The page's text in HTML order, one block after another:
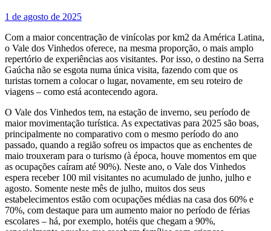
1 de agosto de 2025
Com a maior concentração de vinícolas por km2 da América Latina,
o Vale dos Vinhedos oferece, na mesma proporção, o mais amplo
repertório de experiências aos visitantes. Por isso, o destino na Serra
Gaúcha não se esgota numa única visita, fazendo com que os
turistas tornem a colocar o lugar, novamente, em seu roteiro de
viagens – como está acontecendo agora.
O Vale dos Vinhedos tem, na estação de inverno, seu período de
maior movimentação turística. As expectativas para 2025 são boas,
principalmente no comparativo com o mesmo período do ano
passado, quando a região sofreu os impactos que as enchentes de
maio trouxeram para o turismo (à época, houve momentos em que
as ocupações caíram até 90%). Neste ano, o Vale dos Vinhedos
espera receber 100 mil visitantes no acumulado de junho, julho e
agosto. Somente neste mês de julho, muitos dos seus
estabelecimentos estão com ocupações médias na casa dos 60% e
70%, com destaque para um aumento maior no período de férias
escolares – há, por exemplo, hotéis que chegam a 90%,